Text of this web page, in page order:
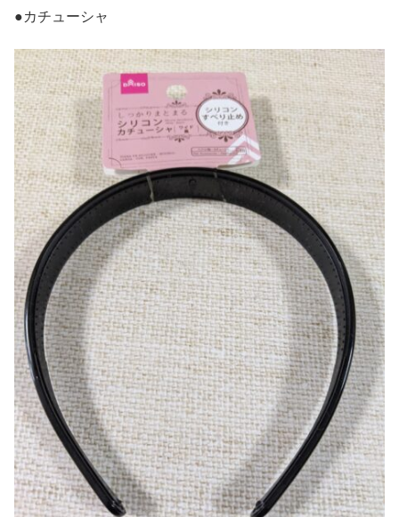
●カチューシャ